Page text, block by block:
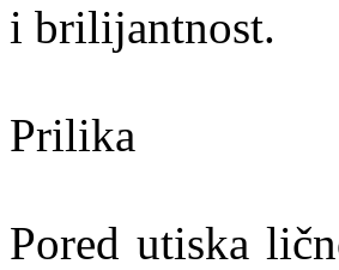
i brilijantnost.
Prilika
Pored utiska